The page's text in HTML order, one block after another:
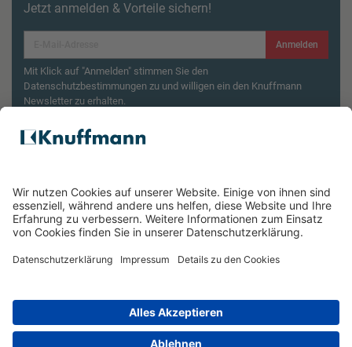
Jetzt anmelden & Vorteile sichern!
Anmelden
Mit Klick auf "Anmelden" stimmen Sie den
Datenschutzbestimmungen zu und willigen ein den Knuffmann
Newsletter zu erhalten.
Aktionsbedingungen¹
Wasserkocher